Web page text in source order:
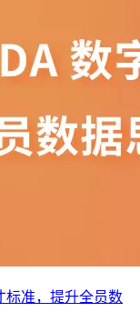
标准，提升全员数